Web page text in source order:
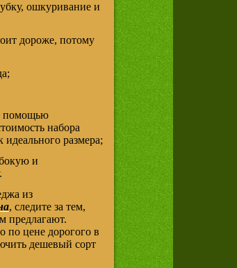
ошкуривание и
дороже, потому
помощью
набора
идеального размера;
и
из
, следите за тем,
предлагают.
по цене дорогого в
дешевый сорт